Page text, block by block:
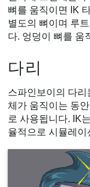
뼈를 움직이면 IK
별도의 뼈이며 루
다. 엉덩이 뼈를 움
다리
스파인보이의 다
체가 움직이는 동
로 사용됩니다. IK
율적으로 시뮬레